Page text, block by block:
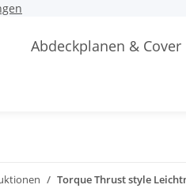
Abdeckplanen & Cover
Torque Thrust style